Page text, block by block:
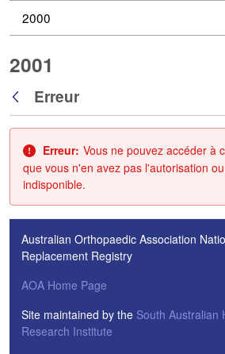
2000
2001
Retour
Erreur
Erreur: Vous ne pouvez accéder à
que vous n'en avez pas l'autorisation
indisponible.
Australian Orthopaedic Association
Replacement Registry
AOA Home Page
Site maintained by the South Australian
Research Institute